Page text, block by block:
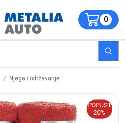
0
/ Njega i održavanje
POPUST
20%